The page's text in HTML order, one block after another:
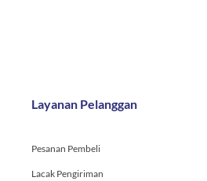
Layanan Pelanggan
Pesanan Pembeli
Lacak Pengiriman